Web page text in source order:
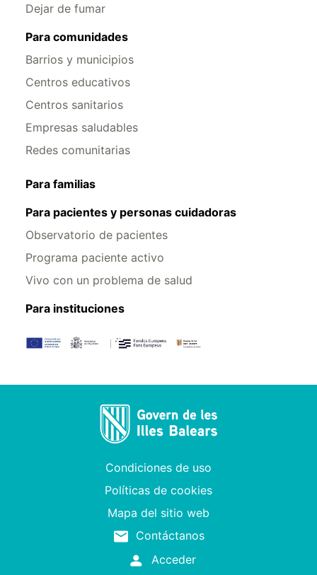
Dejar de fumar
Para comunidades
Barrios y municipios
Centros educativos
Centros sanitarios
Empresas saludables
Redes comunitarias
Para familias
Para pacientes y personas cuidadoras
Observatorio de pacientes
Programa paciente activo
Vivo con un problema de salud
Para instituciones
Condiciones de uso
Políticas de cookies
Mapa del sitio web
Contáctanos
Acceder